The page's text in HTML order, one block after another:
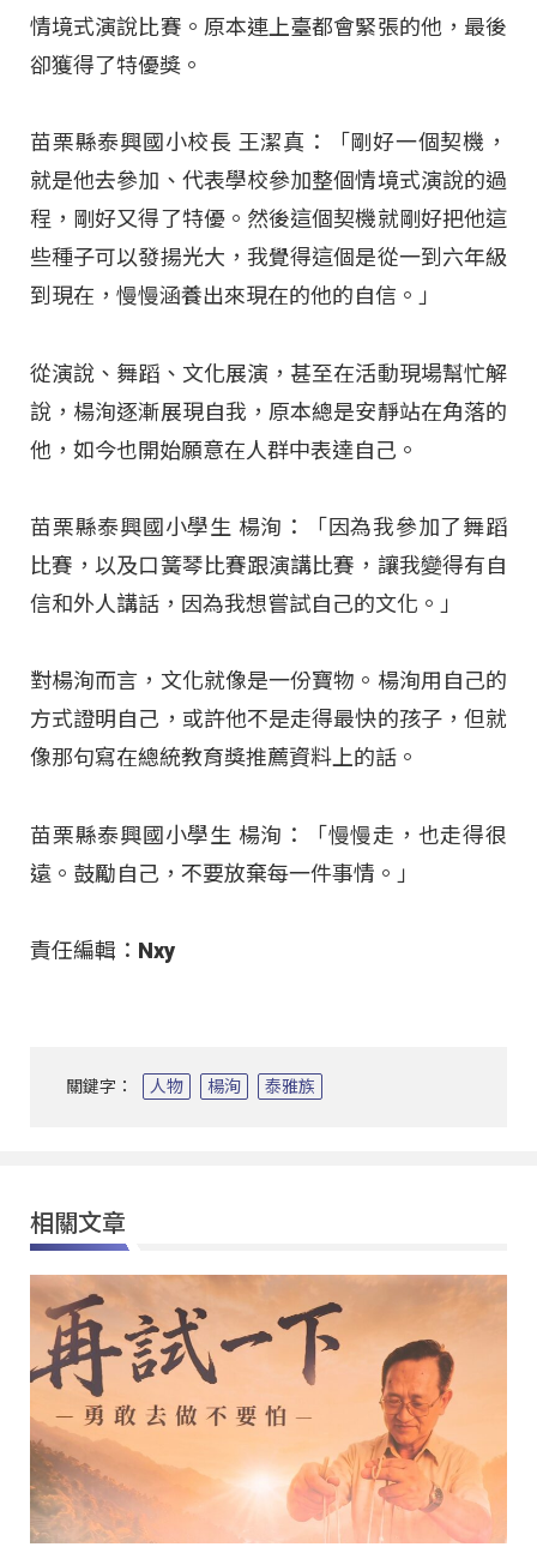
情境式演說比賽。原本連上臺都會緊張的他，最後
卻獲得了特優獎。
苗栗縣泰興國小校長 王潔真：「剛好一個契機，
就是他去參加、代表學校參加整個情境式演說的過
程，剛好又得了特優。然後這個契機就剛好把他這
些種子可以發揚光大，我覺得這個是從一到六年級
到現在，慢慢涵養出來現在的他的自信。」
從演說、舞蹈、文化展演，甚至在活動現場幫忙解
說，楊洵逐漸展現自我，原本總是安靜站在角落的
他，如今也開始願意在人群中表達自己。
苗栗縣泰興國小學生 楊洵：「因為我參加了舞蹈
比賽，以及口簧琴比賽跟演講比賽，讓我變得有自
信和外人講話，因為我想嘗試自己的文化。」
對楊洵而言，文化就像是一份寶物。楊洵用自己的
方式證明自己，或許他不是走得最快的孩子，但就
像那句寫在總統教育獎推薦資料上的話。
苗栗縣泰興國小學生 楊洵：「慢慢走，也走得很
遠。鼓勵自己，不要放棄每一件事情。」
責任編輯：Nxy
關鍵字： 人物 楊洵 泰雅族
相關文章